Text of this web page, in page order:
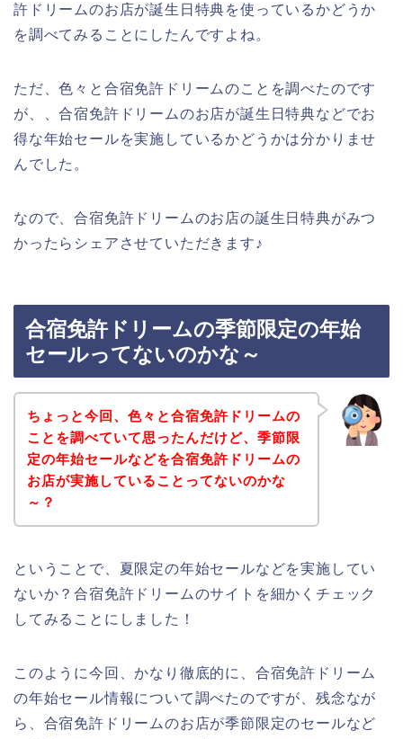
許ドリームのお店が誕生日特典を使っているかどうか
を調べてみることにしたんですよね。
ただ、色々と合宿免許ドリームのことを調べたのです
が、、合宿免許ドリームのお店が誕生日特典などでお
得な年始セールを実施しているかどうかは分かりませ
んでした。
なので、合宿免許ドリームのお店の誕生日特典がみつ
かったらシェアさせていただきます♪
合宿免許ドリームの季節限定の年始
セールってないのかな～
ちょっと今回、色々と合宿免許ドリームの
ことを調べていて思ったんだけど、季節限
定の年始セールなどを合宿免許ドリームの
お店が実施していることってないのかな
～？
ということで、夏限定の年始セールなどを実施してい
ないか？合宿免許ドリームのサイトを細かくチェック
してみることにしました！
このように今回、かなり徹底的に、合宿免許ドリーム
の年始セール情報について調べたのですが、残念なが
ら、合宿免許ドリームのお店が季節限定のセールなど